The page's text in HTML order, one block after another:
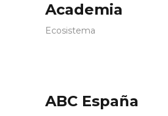
Academia
Ecosistema
ABC España